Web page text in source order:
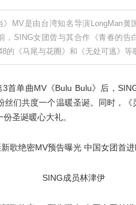
》MV是由台湾知名导演LongMan
，SING女团曾与其合作《青春的告
的《马尾与花圈》和《无处可逃》等
单曲MV《Bulu Bulu》后，
丝们共度一个温暖圣诞。同时，
圣诞暖心大礼。
SING成员林津伊